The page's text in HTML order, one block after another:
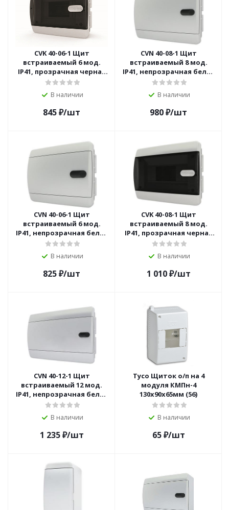
CVK 40-06-1 Щит
встраиваемый 6 мод.
IP41, прозрачная черная
дверца
В наличии
845₽/шт
CVN 40-08-1 Щит
встраиваемый 8 мод.
IP41, непрозрачная белая
дверца
В наличии
980₽/шт
CVN 40-06-1 Щит
встраиваемый 6 мод.
IP41, непрозрачная белая
дверца
В наличии
825₽/шт
CVK 40-08-1 Щит
встраиваемый 8 мод.
IP41, прозрачная черная
дверца
В наличии
1 010₽/шт
CVN 40-12-1 Щит
встраиваемый 12 мод.
IP41, непрозрачная белая
дверца
В наличии
1 235₽/шт
Тусо Щиток о/п на 4
модуля КМПн-4
130х90х65мм (56)
В наличии
65₽/шт